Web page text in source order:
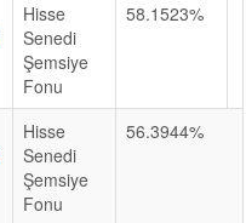
Hisse
Senedi
Şemsiye
Fonu
58.1523%
Hisse
Senedi
Şemsiye
Fonu
56.3944%